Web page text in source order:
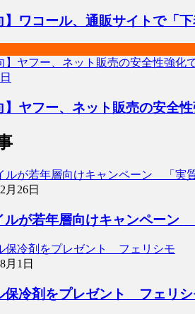
】ワコール、通販サイトで「
】ヤフー、ネット販売の安全
月26日
ルが若年層向けキャンペーン
月1日
保冷剤をプレゼント フェリ